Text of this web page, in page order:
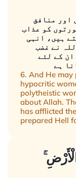
اور منافق
کو عذاب
ہیں، انہی
نے غضب
کے لئے
ہے
6. And He may
hypocritic
polytheistic
about Allah.
has afflicted
prepared Hell